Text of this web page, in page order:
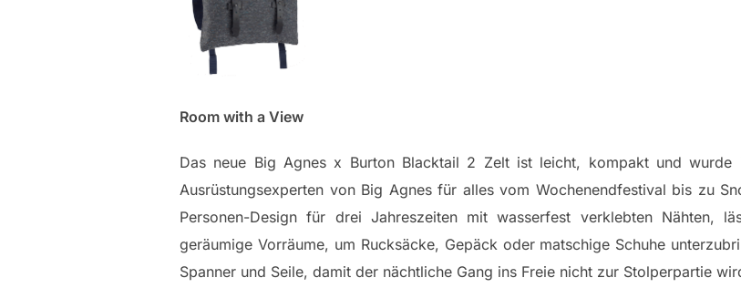
Room with a View
Das neue Big Agnes x Burton Blacktail 2 Zelt ist leicht, kompakt und wurde
Ausrüstungsexperten von Big Agnes für alles vom Wochenendfestival bis zu
Personen-Design für drei Jahreszeiten mit wasserfest verklebten Nähten,
geräumige Vorräume, um Rucksäcke, Gepäck oder matschige Schuhe
Spanner und Seile, damit der nächtliche Gang ins Freie nicht zur Stolperpartie